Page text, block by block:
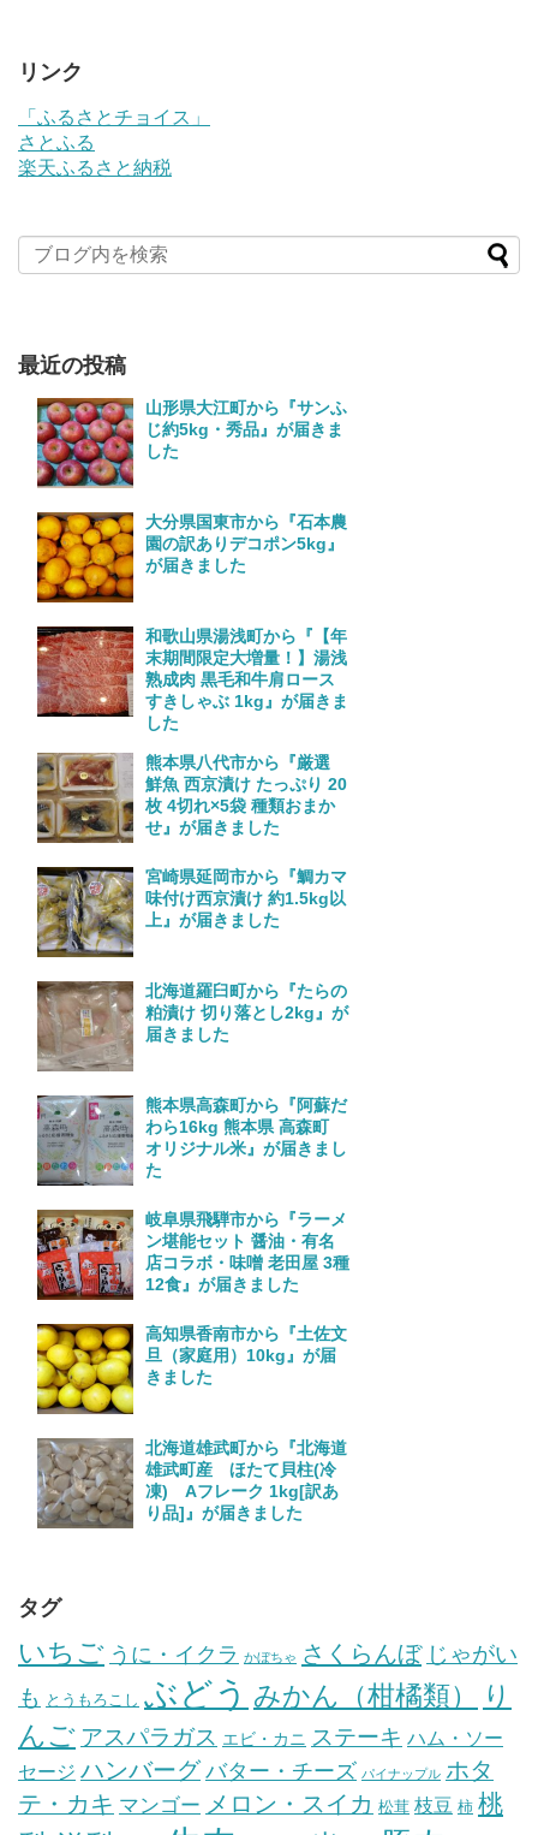
リンク
「ふるさとチョイス」
さとふる
楽天ふるさと納税
最近の投稿
山形県大江町から『サンふ
じ約5kg・秀品』が届きま
した
大分県国東市から『石本農
園の訳ありデコポン5kg』
が届きました
和歌山県湯浅町から『【年
末期間限定大増量！】湯浅
熟成肉 黒毛和牛肩ロース
すきしゃぶ 1kg』が届きま
した
熊本県八代市から『厳選
鮮魚 西京漬け たっぷり 20
枚 4切れ×5袋 種類おまか
せ』が届きました
宮崎県延岡市から『鯛カマ
味付け西京漬け 約1.5kg以
上』が届きました
北海道羅臼町から『たらの
粕漬け 切り落とし2kg』が
届きました
熊本県高森町から『阿蘇だ
わら16kg 熊本県 高森町
オリジナル米』が届きまし
た
岐阜県飛騨市から『ラーメ
ン堪能セット 醤油・有名
店コラボ・味噌 老田屋 3種
12食』が届きました
高知県香南市から『土佐文
旦（家庭用）10kg』が届
きました
北海道雄武町から『北海道
雄武町産 ほたて貝柱(冷
凍) Aフレーク 1kg[訳あ
り品]』が届きました
タグ
いちご うに・イクラ かぼちゃ さくらんぼ じゃがい
も とうもろこし ぶどう みかん（柑橘類）
り
んご アスパラガス エビ・カニ ステーキ ハム・ソー
セージ ハンバーグ バター・チーズ パイナップル ホタ
テ・カキ マンゴー メロン・スイカ 松茸 枝豆 柿 桃